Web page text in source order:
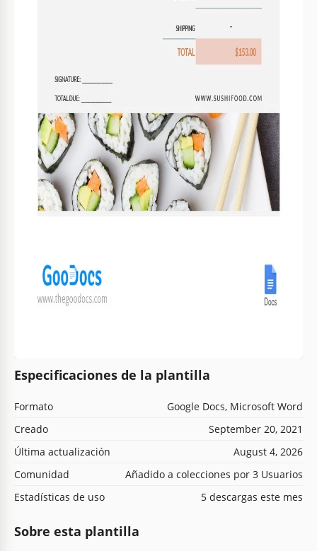
Especificaciones de la plantilla
Formato
Google Docs, Microsoft Word
Creado
September 20, 2021
Última actualización
August 4, 2026
Comunidad
Añadido a colecciones por 3 Usuarios
Estadísticas de uso
5 descargas este mes
Sobre esta plantilla